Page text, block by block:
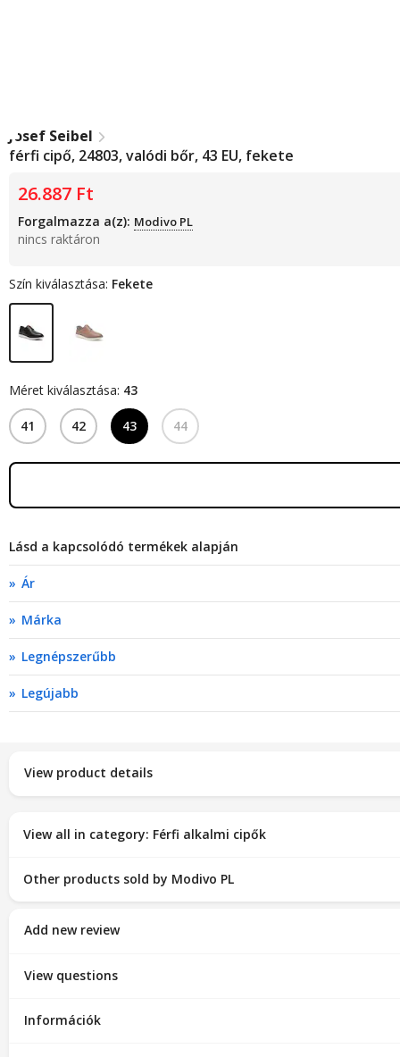
Josef Seibel
férfi cipő, 24803, valódi bőr, 43 EU, fekete
26.887 Ft
Forgalmazza a(z): Modivo PL
nincs raktáron
Szín kiválasztása: Fekete
Méret kiválasztása: 43
41 42 43 44
Lásd a kapcsolódó termékek alapján
Ár
Márka
Legnépszerűbb
Legújabb
View product details
View all in category: Férfi alkalmi cipők
Other products sold by Modivo PL
Add new review
View questions
Információk